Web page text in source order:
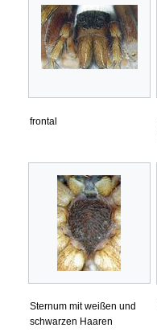
frontal
Sternum mit weißen und
schwarzen Haaren